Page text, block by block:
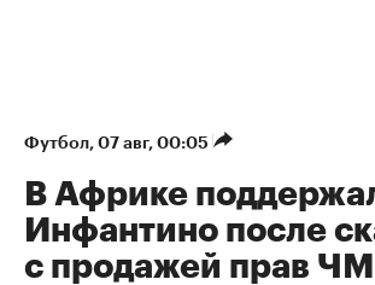
Футбол⁠, 07 авг, 00:05
В Африке
Инфантино после
с продажей прав ЧМ